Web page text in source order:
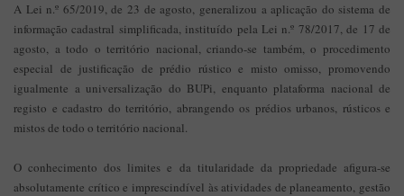
A Lei n.º 65/2019, de 23 de agosto, generalizou a aplicação do sistema de
informação cadastral simplificada, instituído pela Lei n.º 78/2017, de 17 de
agosto, a todo o território nacional, criando-se também, o procedimento
especial de justificação de prédio rústico e misto omisso, promovendo
igualmente a universalização do BUPi, enquanto plataforma nacional de
registo e cadastro do território, abrangendo os prédios urbanos, rústicos e
mistos de todo o território nacional.
O conhecimento dos limites e da titularidade da propriedade afigura-se
absolutamente crítico e imprescindível às atividades de planeamento, gestão